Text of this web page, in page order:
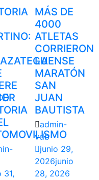
31,
MÁS DE
4000
ATLETAS
CORRIERON
LA
MARATÓN
SAN
JUAN
BAUTISTA
admin-
vdb
junio 29,
2026junio
28, 2026